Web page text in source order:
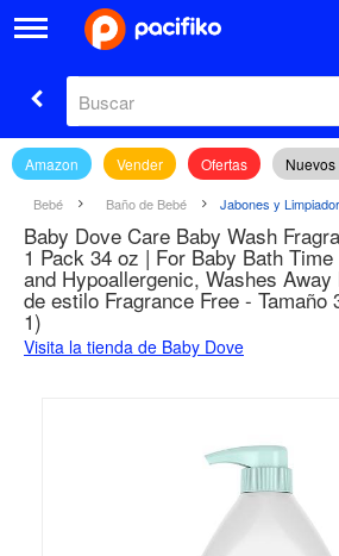
Amazon Vender Ofertas
Bebé Baño de Bebé Jabones y
Baby Dove Care Baby Wash
1 Pack 34 oz | For Baby Bath
and Hypoallergenic, Washes
de estilo Fragrance Free - Tamaño
1)
Visita la tienda de Baby Dove